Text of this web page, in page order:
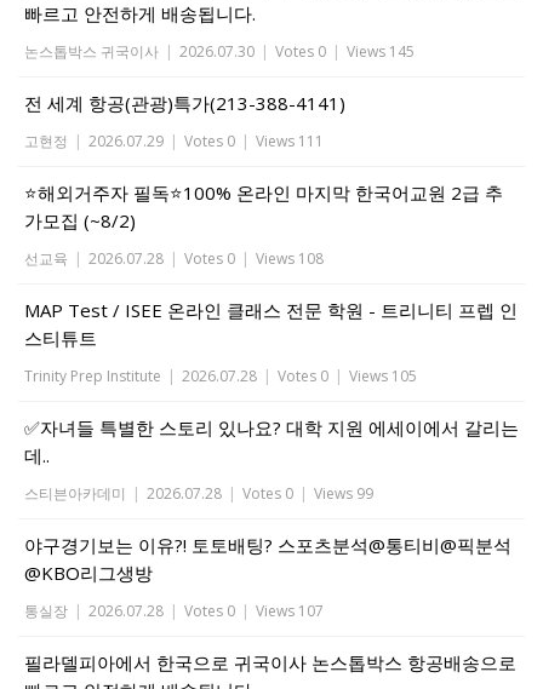
빠르고 안전하게 배송됩니다.
논스톱박스 귀국이사 | 2026.07.30 | Votes 0 | Views 145
전 세계 항공(관광)특가(213-388-4141)
고현정 | 2026.07.29 | Votes 0 | Views 111
⭐해외거주자 필독⭐100% 온라인 마지막 한국어교원 2급 추
가모집 (~8/2)
선교육 | 2026.07.28 | Votes 0 | Views 108
MAP Test / ISEE 온라인 클래스 전문 학원 - 트리니티 프렙 인
스티튜트
Trinity Prep Institute | 2026.07.28 | Votes 0 | Views 105
✅자녀들 특별한 스토리 있나요? 대학 지원 에세이에서 갈리는
데..
스티븐아카데미 | 2026.07.28 | Votes 0 | Views 99
야구경기보는 이유?! 토토배팅? 스포츠분석@통티비@픽분석
@KBO리그생방
통실장 | 2026.07.28 | Votes 0 | Views 107
필라델피아에서 한국으로 귀국이사 논스톱박스 항공배송으로